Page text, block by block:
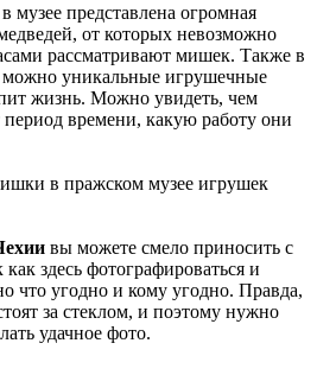
музее представлена огромная
от которых невозможно
рассматривают мишек. Также в
можно уникальные игрушечные
жизнь. Можно увидеть, чем
времени, какую работу они
вы можете смело приносить с
здесь фотографироваться и
что угодно и кому угодно. Правда,
за стеклом, и поэтому нужно
удачное фото.